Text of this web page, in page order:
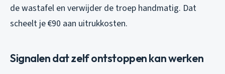
de wastafel en verwijder de troep handmatig. Dat
scheelt je €90 aan uitrukkosten.
Signalen dat zelf ontstoppen kan werken